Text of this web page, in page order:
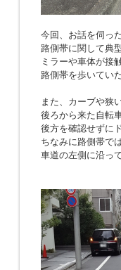
今回、お話を伺っ
路側帯に関して典
ミラーや車体が接
路側帯を歩いてい
また、カーブや狭
後ろから来た自転
後方を確認せずに
ちなみに路側帯で
車道の左側に沿っ